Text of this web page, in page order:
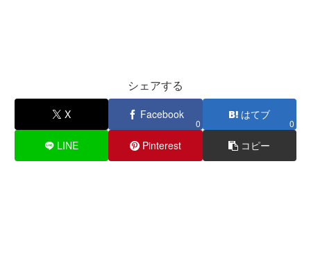
シェアする
X Facebook
0
はてブ
0
LINE Pinterest コピー